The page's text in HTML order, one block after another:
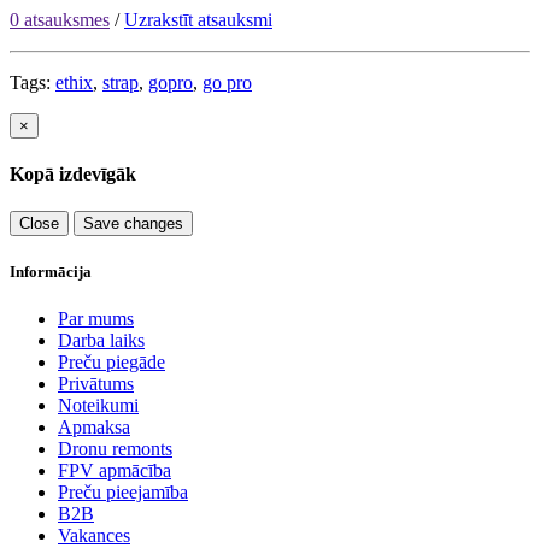
0 atsauksmes /Uzrakstīt atsauksmi
Tags: ethix, strap, gopro, go pro
×
Kopā izdevīgāk
Close Save changes
Informācija
Par mums
Darba laiks
Preču piegāde
Privātums
Noteikumi
Apmaksa
Dronu remonts
FPV apmācība
Preču pieejamība
B2B
Vakances